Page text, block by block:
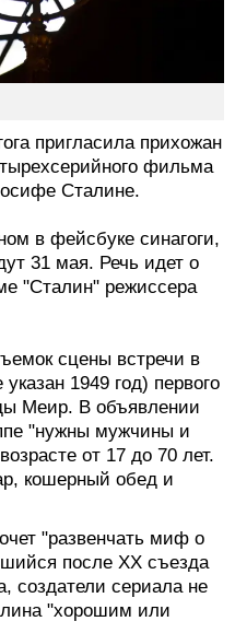
пригласила прихожан
фильма
Сталине.
в фейсбуке синагоги,
31 мая. Речь идет о
"Сталин" режиссера
сцены встречи в
1949 год) первого
Меир. В объявлении
"нужны мужчины и
от 17 до 70 лет.
кошерный обед и
"развенчать миф о
после XX съезда
создатели сериала не
"хорошим или